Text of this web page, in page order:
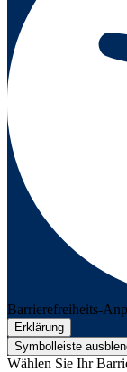
Barrierefreiheits-
Erklärung
Symbolleiste
Wählen Sie Ihr